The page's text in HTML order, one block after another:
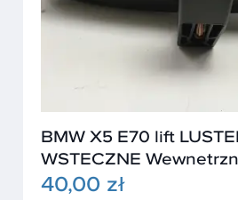
BMW X5 E70 lift
WSTECZNE
40,00 zł